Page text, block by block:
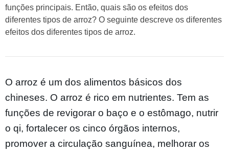
funções principais. Então, quais são os efeitos dos
diferentes tipos de arroz? O seguinte descreve os diferentes
efeitos dos diferentes tipos de arroz.
O arroz é um dos alimentos básicos dos
chineses. O arroz é rico em nutrientes. Tem as
funções de revigorar o baço e o estômago, nutrir
o qi, fortalecer os cinco órgãos internos,
promover a circulação sanguínea, melhorar os